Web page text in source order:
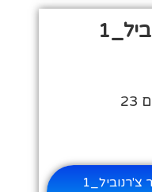
גן ילדים מאור צ'רנוביל_1
לכל המידע על גן ילדים מאור צ'רנוביל_1